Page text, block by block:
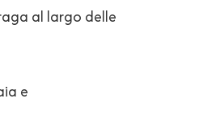
al largo delle
e